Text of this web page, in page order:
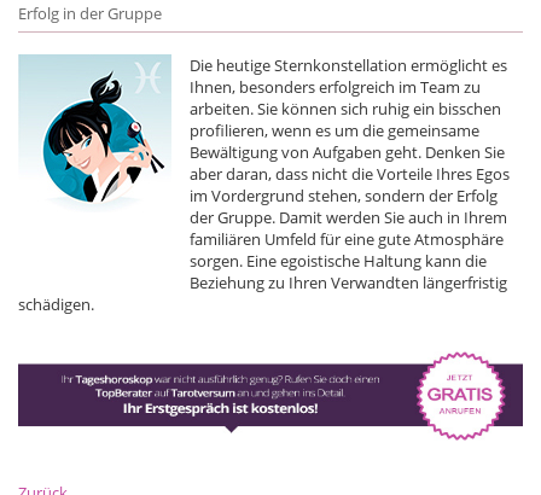
Erfolg in der Gruppe
Die heutige Sternkonstellation ermöglicht es
Ihnen, besonders erfolgreich im Team zu
arbeiten. Sie können sich ruhig ein bisschen
profilieren, wenn es um die gemeinsame
Bewältigung von Aufgaben geht. Denken Sie
aber daran, dass nicht die Vorteile Ihres Egos
im Vordergrund stehen, sondern der Erfolg
der Gruppe. Damit werden Sie auch in Ihrem
familiären Umfeld für eine gute Atmosphäre
sorgen. Eine egoistische Haltung kann die
Beziehung zu Ihren Verwandten längerfristig
schädigen.